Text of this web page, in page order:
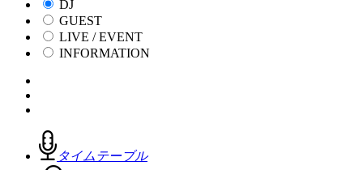
DJ
GUEST
LIVE / EVENT
INFORMATION
タイムテーブル